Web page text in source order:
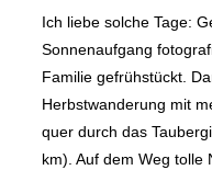
Ich liebe solche Tage:
Sonnenaufgang
Familie gefrühstückt.
Herbstwanderung mit
quer durch das
km). Auf dem Weg tolle